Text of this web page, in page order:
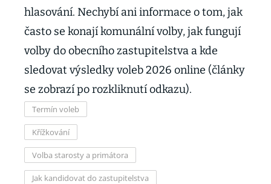
hlasování. Nechybí ani informace o tom, jak
často se konají komunální volby, jak fungují
volby do obecního zastupitelstva a kde
sledovat výsledky voleb 2026 online (články
se zobrazí po rozkliknutí odkazu).
Termín voleb
Křížkování
Volba starosty a primátora
Jak kandidovat do zastupitelstva